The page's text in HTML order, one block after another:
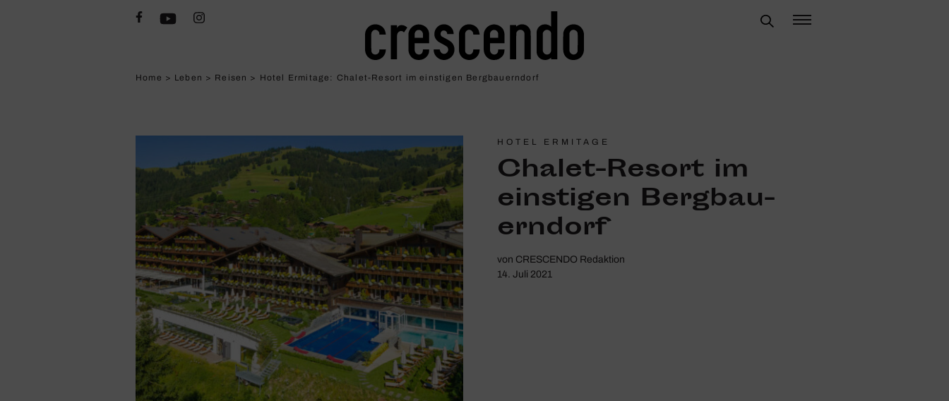
Home > Leben > Reisen > Hotel Ermitage: Chalet-Resort im eins­tigen Berg­bau­ern­dorf
HOTEL ERMITAGE
Chalet-Resort im
eins­tigen Berg­bau­
ern­dorf
von CRESCENDO Redaktion
14. Juli 2021